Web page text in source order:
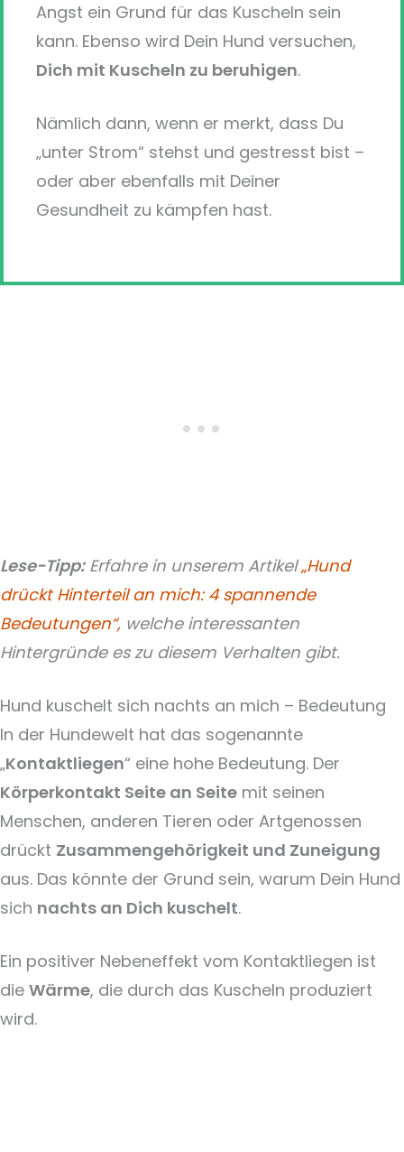
Angst ein Grund für das Kuscheln sein
kann. Ebenso wird Dein Hund versuchen,
Dich mit Kuscheln zu beruhigen.
Nämlich dann, wenn er merkt, dass Du
„unter Strom“ stehst und gestresst bist –
oder aber ebenfalls mit Deiner
Gesundheit zu kämpfen hast.
Lese-Tipp:Erfahre in unserem Artikel„Hund
drückt Hinterteil an mich: 4 spannende
Bedeutungen“, welche interessanten
Hintergründe es zu diesem Verhalten gibt.
Hund kuschelt sich nachts an mich – Bedeutung
In der Hundewelt hat das sogenannte
„Kontaktliegen“ eine hohe Bedeutung. Der
Körperkontakt Seite an Seite mit seinen
Menschen, anderen Tieren oder Artgenossen
drückt Zusammengehörigkeit und Zuneigung
aus. Das könnte der Grund sein, warum Dein Hund
sich nachts an Dich kuschelt.
Ein positiver Nebeneffekt vom Kontaktliegen ist
die Wärme, die durch das Kuscheln produziert
wird.